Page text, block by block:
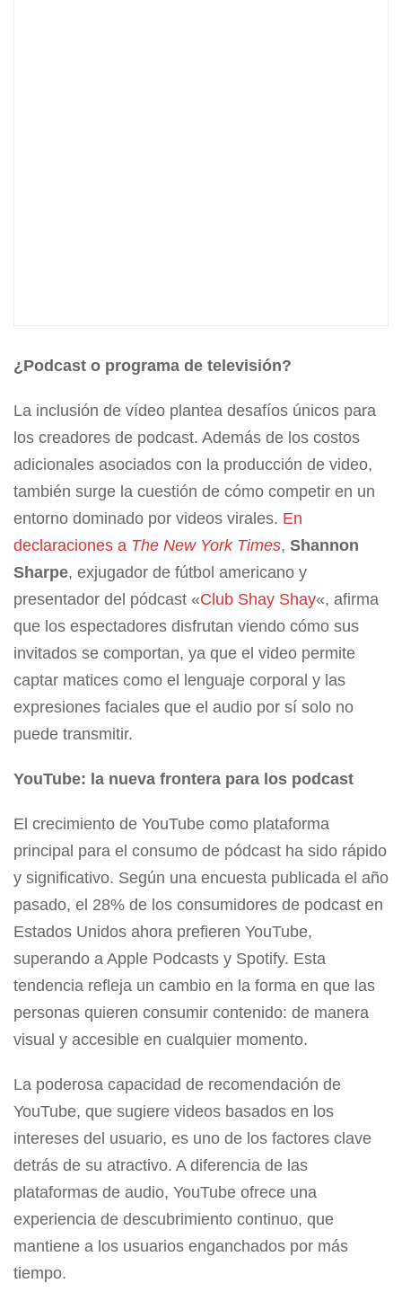
¿Podcast o programa de televisión?
La inclusión de vídeo plantea desafíos únicos para
los creadores de podcast. Además de los costos
adicionales asociados con la producción de video,
también surge la cuestión de cómo competir en un
entorno dominado por videos virales. En
declaraciones a The New York Times, Shannon
Sharpe, exjugador de fútbol americano y
presentador del pódcast «Club Shay Shay«, afirma
que los espectadores disfrutan viendo cómo sus
invitados se comportan, ya que el video permite
captar matices como el lenguaje corporal y las
expresiones faciales que el audio por sí solo no
puede transmitir.
YouTube: la nueva frontera para los podcast
El crecimiento de YouTube como plataforma
principal para el consumo de pódcast ha sido rápido
y significativo. Según una encuesta publicada el año
pasado, el 28% de los consumidores de podcast en
Estados Unidos ahora prefieren YouTube,
superando a Apple Podcasts y Spotify. Esta
tendencia refleja un cambio en la forma en que las
personas quieren consumir contenido: de manera
visual y accesible en cualquier momento.
La poderosa capacidad de recomendación de
YouTube, que sugiere videos basados en los
intereses del usuario, es uno de los factores clave
detrás de su atractivo. A diferencia de las
plataformas de audio, YouTube ofrece una
experiencia de descubrimiento continuo, que
mantiene a los usuarios enganchados por más
tiempo.